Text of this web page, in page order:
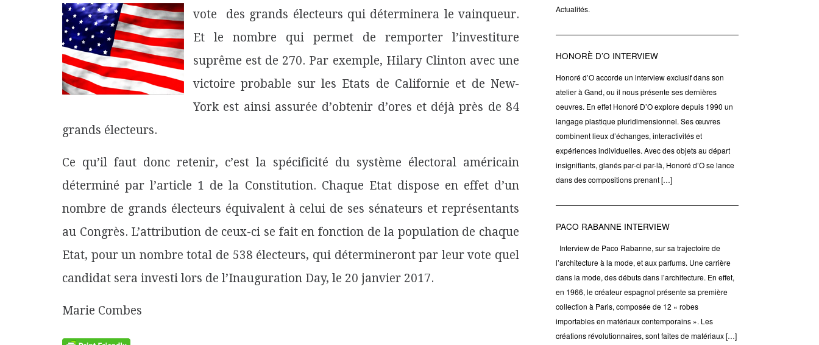
vote des grands électeurs qui déterminera le vainqueur.
Et le nombre qui permet de remporter l’investiture
suprême est de 270. Par exemple, Hilary Clinton avec une
victoire probable sur les Etats de Californie et de New-
York est ainsi assurée d’obtenir d’ores et déjà près de 84
grands électeurs.
Ce qu’il faut donc retenir, c’est la spécificité du système électoral américain
déterminé par l’article 1 de la Constitution. Chaque Etat dispose en effet d’un
nombre de grands électeurs équivalent à celui de ses sénateurs et représentants
au Congrès. L’attribution de ceux-ci se fait en fonction de la population de chaque
Etat, pour un nombre total de 538 électeurs, qui détermineront par leur vote quel
candidat sera investi lors de l’Inauguration Day, le 20 janvier 2017.
Marie Combes
Actualités.
HONORÈ D’O INTERVIEW
Honoré d’O accorde un interview exclusif dans son
atelier à Gand, ou il nous présente ses dernières
oeuvres. En effet Honoré D’O explore depuis 1990 un
langage plastique pluridimensionnel. Ses œuvres
combinent lieux d’échanges, interactivités et
expériences individuelles. Avec des objets au départ
insignifiants, glanés par-ci par-là, Honoré d’O se lance
dans des compositions prenant […]
PACO RABANNE INTERVIEW
Interview de Paco Rabanne, sur sa trajectoire de
l’architecture à la mode, et aux parfums. Une carrière
dans la mode, des débuts dans l’architecture. En effet,
en 1966, le créateur espagnol présente sa première
collection à Paris, composée de 12 « robes
importables en matériaux contemporains ». Les
créations révolutionnaires, sont faites de matériaux […]